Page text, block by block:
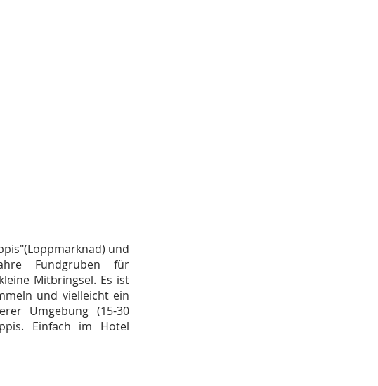
und
Fundgruben für
Mitbringsel. Es ist
und vielleicht ein
Umgebung (15-30
Einfach im Hotel